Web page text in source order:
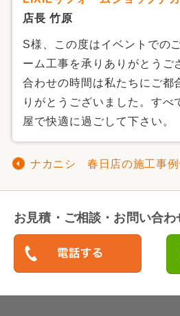
店長 竹原
S様、この度はイベントでの
ーム工事を承りありがとうご
合わせの時間は私たちにご都
りがとうございました。すべ
屋で快適に過ごして下さい。
ナカニシ 春日店の施工事例
お見積・ご相談・お問い合わ